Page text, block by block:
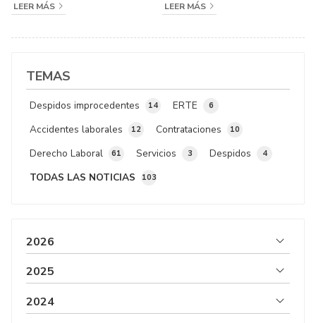
TEMAS
TODAS LAS NOTICIAS 103
Despidos improcedentes 14 ERTE 6
Accidentes laborales 12 Contrataciones 10
Derecho Laboral 61 Servicios 3 Despidos 4
LEER MÁS
LEER MÁS
2026
2025
2024